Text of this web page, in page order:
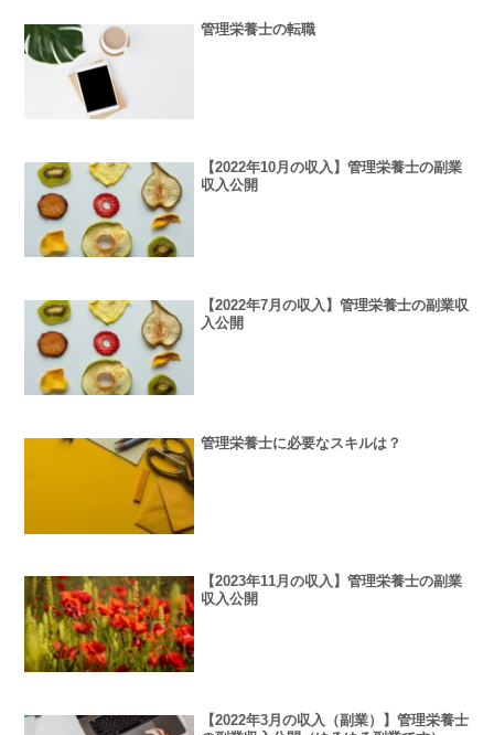
管理栄養士の転職
【2022年10月の収入】管理栄養士の副業
収入公開
【2022年7月の収入】管理栄養士の副業収
入公開
管理栄養士に必要なスキルは？
【2023年11月の収入】管理栄養士の副業
収入公開
【2022年3月の収入（副業）】管理栄養士